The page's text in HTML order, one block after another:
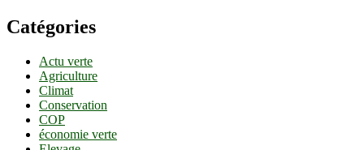
Catégories
Actu verte
Agriculture
Climat
Conservation
COP
économie verte